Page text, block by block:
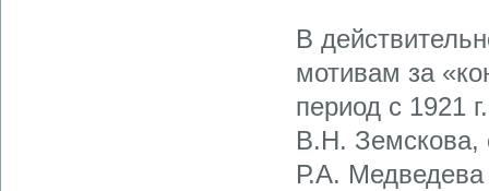
В
мотивам за
период с 1921
В.Н. Земскова,
Р.А. Медведева